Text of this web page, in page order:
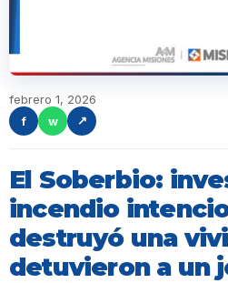
febrero 1, 2026
f
w ↗
El Soberbio:
incendio
destruyó una
detuvieron a un